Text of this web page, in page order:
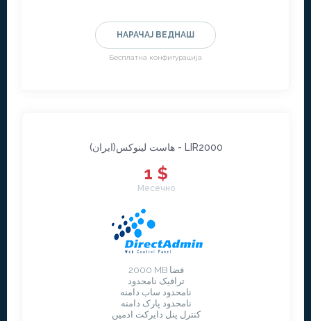
НАРАЧАЈ ВЕДНАШ
Бесплатна конфигурација
هاست لينوکس(ايران) - LIR2000
1 $
Месечно
2000 MB فضا
ترافیک نامحدود
نامحدود ساب دامنه
نامحدود پارک دامنه
کنترل پنل دایرکت ادمین